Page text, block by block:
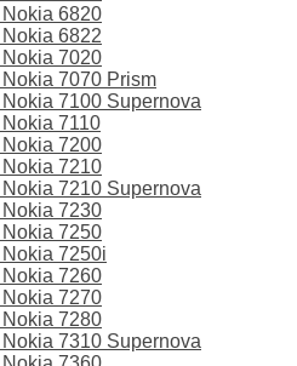
6820
6822
7020
7070 Prism
7100 Supernova
7110
7200
7210
7210 Supernova
7230
7250
7250i
7260
7270
7280
7310 Supernova